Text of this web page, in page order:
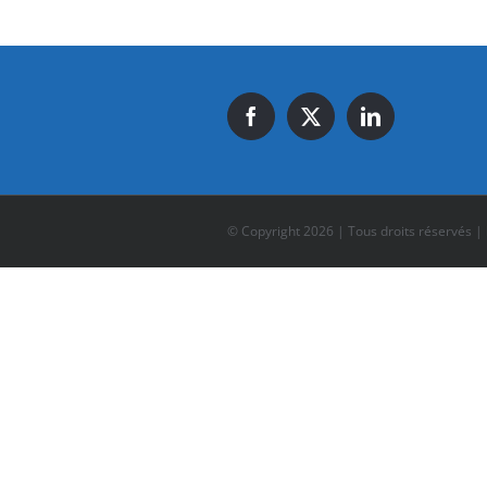
© Copyright 2026 | Tous droits réservés |